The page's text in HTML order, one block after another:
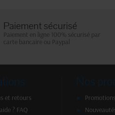
Paiement sécurisé
Paiement en ligne 100% sécurisé par
carte bancaire ou Paypal
et retours
? FAQ
Nos
Promotions